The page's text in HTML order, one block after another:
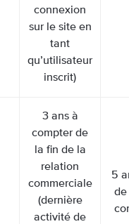
connexion
sur le site en
tant
qu’utilisateur
inscrit)
3 ans à
compter de
la fin de la
relation
commerciale
(dernière
activité de
5
de